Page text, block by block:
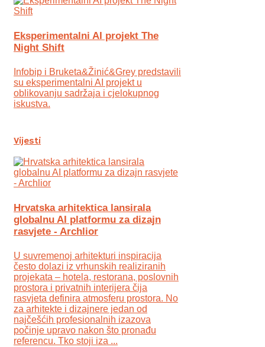
Eksperimentalni AI projekt The
Night Shift
Infobip i Bruketa&Žinić&Grey predstavili
su eksperimentalni AI projekt u
oblikovanju sadržaja i cjelokupnog
iskustva.
Vijesti
Hrvatska arhitektica lansirala
globalnu AI platformu za dizajn
rasvjete - Archlior
U suvremenoj arhitekturi inspiracija
često dolazi iz vrhunskih realiziranih
projekata – hotela, restorana, poslovnih
prostora i privatnih interijera čija
rasvjeta definira atmosferu prostora. No
za arhitekte i dizajnere jedan od
najčešćih profesionalnih izazova
počinje upravo nakon što pronađu
referencu. Tko stoji iza ...